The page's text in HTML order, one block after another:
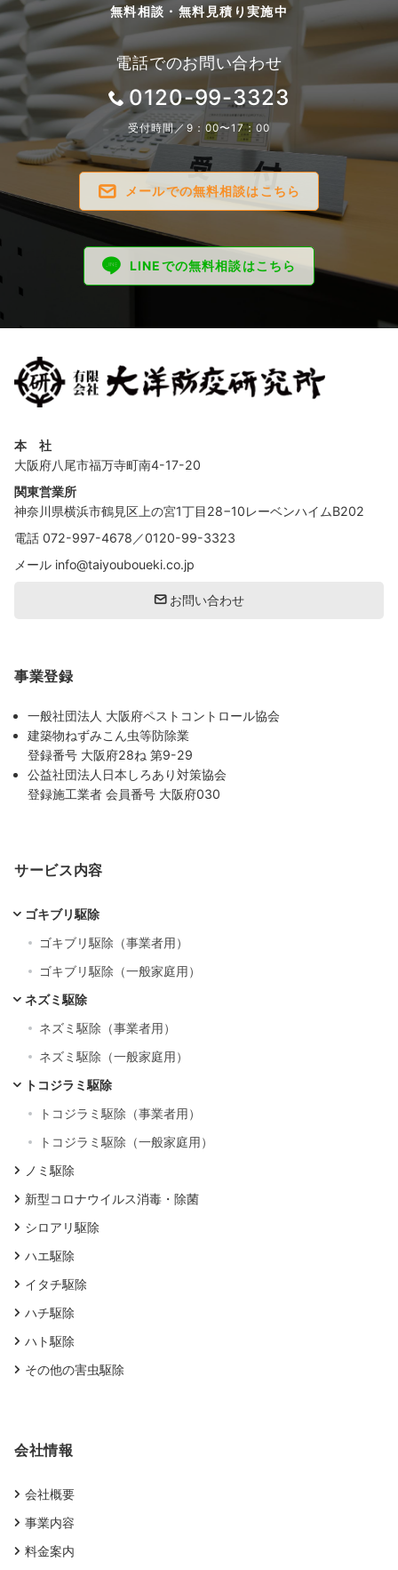
無料相談・無料見積り実施中
電話でのお問い合わせ
0120-99-3323
受付時間／9：00〜17：00
メールでの無料相談はこちら
LINEでの無料相談はこちら
本 社
大阪府八尾市福万寺町南4-17-20
関東営業所
神奈川県横浜市鶴見区上の宮1丁目28−10レーベンハイムB202
電話 072-997-4678 ／0120-99-3323
メール info@taiyouboueki.co.jp
お問い合わせ
事業登録
一般社団法人 大阪府ペストコントロール協会
建築物ねずみこん虫等防除業
登録番号 大阪府28ね 第9-29
公益社団法人日本しろあり対策協会
登録施工業者 会員番号 大阪府030
サービス内容
ゴキブリ駆除
ゴキブリ駆除（事業者用）
ゴキブリ駆除（一般家庭用）
ネズミ駆除
ネズミ駆除（事業者用）
ネズミ駆除（一般家庭用）
トコジラミ駆除
トコジラミ駆除（事業者用）
トコジラミ駆除（一般家庭用）
ノミ駆除
新型コロナウイルス消毒・除菌
シロアリ駆除
ハエ駆除
イタチ駆除
ハチ駆除
ハト駆除
その他の害虫駆除
会社情報
会社概要
事業内容
料金案内